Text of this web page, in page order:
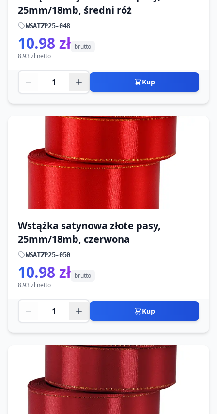
25mm/18mb, średni róż
WSATZP25-048
10.98 zł brutto
8.93 zł netto
Kup
Wstążka satynowa złote pasy,
25mm/18mb, czerwona
WSATZP25-050
10.98 zł brutto
8.93 zł netto
Kup